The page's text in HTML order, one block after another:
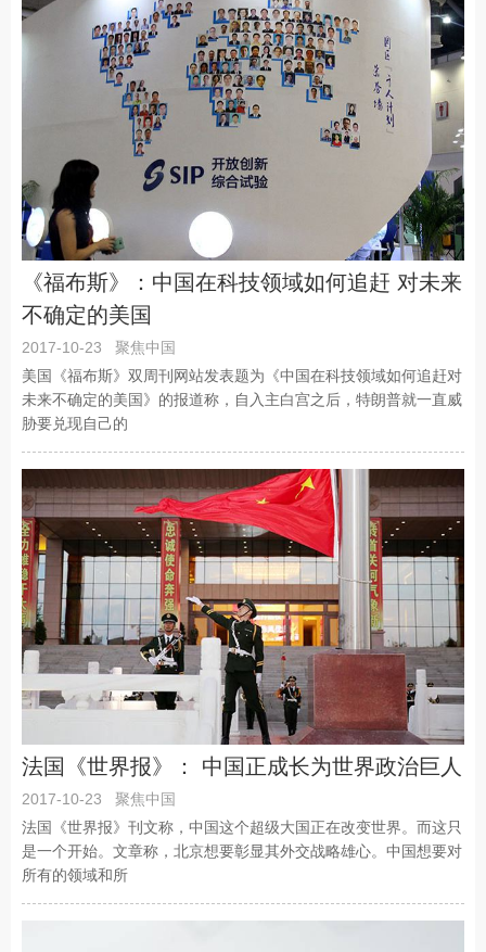
《福布斯》：中国在科技领域如何追赶 对未来
不确定的美国
2017-10-23
聚焦中国
美国《福布斯》双周刊网站发表题为《中国在科技领域如何追赶对
未来不确定的美国》的报道称，自入主白宫之后，特朗普就一直威
胁要兑现自己的
法国《世界报》： 中国正成长为世界政治巨人
2017-10-23
聚焦中国
法国《世界报》刊文称，中国这个超级大国正在改变世界。而这只
是一个开始。文章称，北京想要彰显其外交战略雄心。中国想要对
所有的领域和所